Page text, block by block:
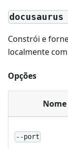
Constrói e
localmente
Opções
Nome
--port